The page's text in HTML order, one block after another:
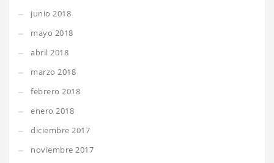
junio 2018
mayo 2018
abril 2018
marzo 2018
febrero 2018
enero 2018
diciembre 2017
noviembre 2017